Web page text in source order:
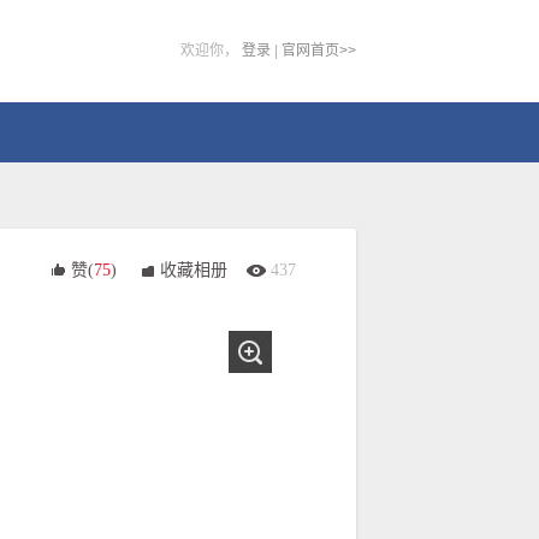
欢迎你， 登录 官网首页>>
赞(75) 收藏相册 437